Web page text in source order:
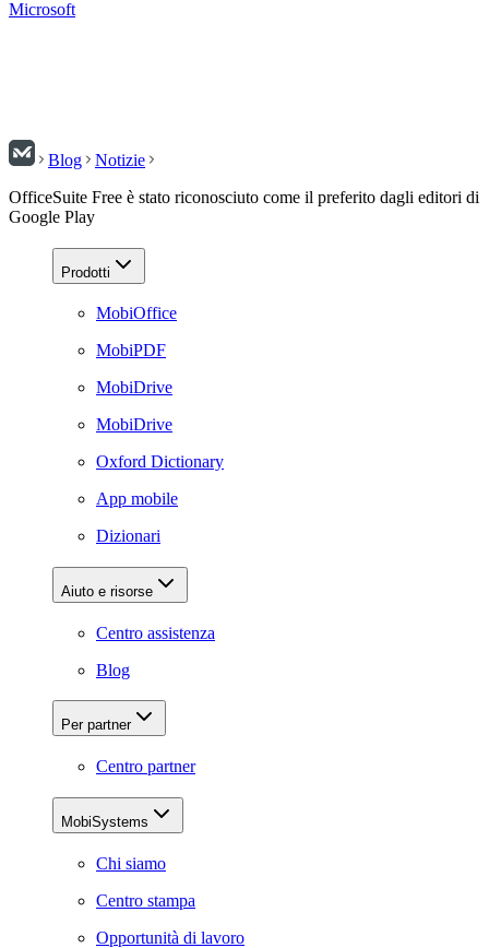
Microsoft
Blog
Notizie
OfficeSuite Free è stato riconosciuto come il preferito dagli editori di
Google Play
Prodotti
MobiOffice
MobiPDF
MobiDrive
MobiDrive
Oxford Dictionary
App mobile
Dizionari
Aiuto e risorse
Centro assistenza
Blog
Per partner
Centro partner
MobiSystems
Chi siamo
Centro stampa
Opportunità di lavoro